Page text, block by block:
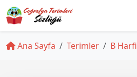
Ana Sayfa Terimler B Harfi